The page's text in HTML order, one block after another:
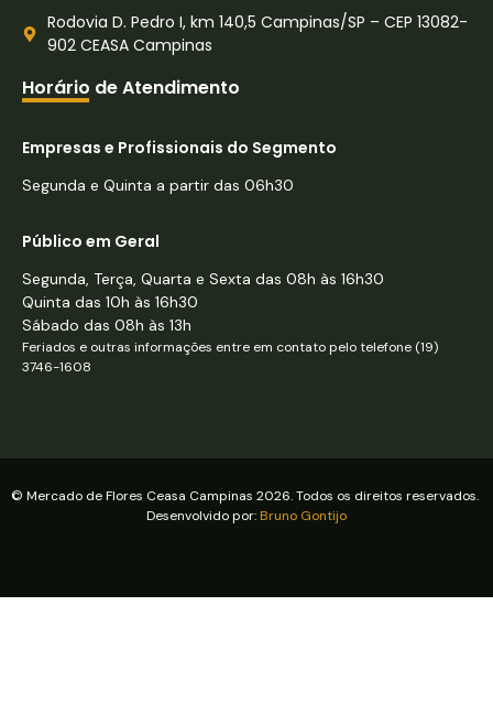
Rodovia D. Pedro I, km 140,5 Campinas/SP – CEP 13082-
902 CEASA Campinas
Horário de Atendimento
Empresas e Profissionais do Segmento
Segunda e Quinta a partir das 06h30
Público em Geral
Segunda, Terça, Quarta e Sexta das 08h às 16h30
Quinta das 10h às 16h30
Sábado das 08h às 13h
Feriados e outras informações entre em contato pelo telefone (19)
3746-1608
© Mercado de Flores Ceasa Campinas 2026. Todos os direitos reservados.
Desenvolvido por: Bruno Gontijo